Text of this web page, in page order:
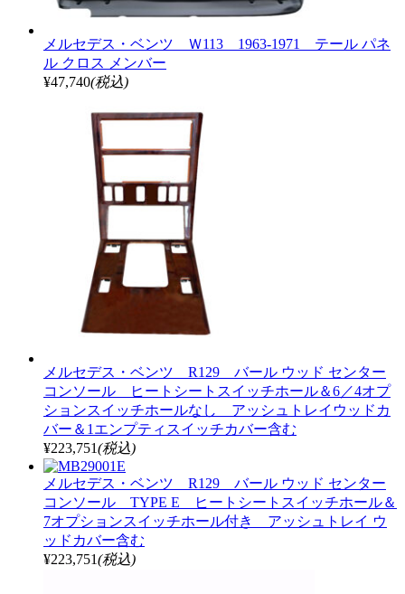
メルセデス・ベンツ Ｗ113 1963-1971 テール パネ
ル クロス メンバー
¥47,740(税込)
メルセデス・ベンツ R129 バール ウッド センター
コンソール ヒートシートスイッチホール＆6／4オプ
ションスイッチホールなし アッシュトレイウッドカ
バー＆1エンプティスイッチカバー含む
¥223,751(税込)
メルセデス・ベンツ R129 バール ウッド センター
コンソール TYPE E ヒートシートスイッチホール＆
7オプションスイッチホール付き アッシュトレイ ウ
ッドカバー含む
¥223,751(税込)